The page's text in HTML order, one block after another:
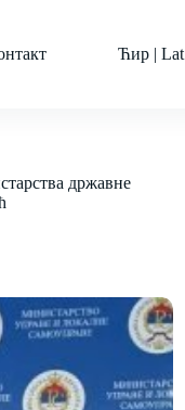
Ћир | Lat
државне